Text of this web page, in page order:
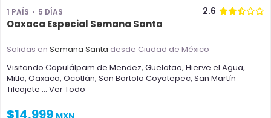
1 PAÍS 5 DÍAS 2.6
Oaxaca Especial Semana Santa
Salidas en Semana Santa desde Ciudad de México
Visitando Capulálpam de Mendez, Guelatao, Hierve el Agua,
Mitla, Oaxaca, Ocotlán, San Bartolo Coyotepec, San Martín
Tilcajete ... Ver Todo
$14,999